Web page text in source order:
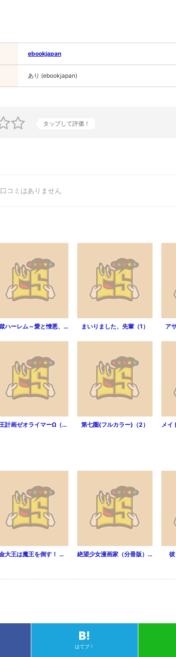
ebookjapan
あり (ebookjapan)
タップして評価！
口コミはありません
淫獄ハーレム～愛と憎悪、淫らな調教館 （5） まいりました、先輩（1） ア
冥王計画ゼオライマーΩ（1） 第七圏(フルカラー)（2）
借金大王は魔王を倒す！ WEBコミックガンマぷらす連載版（第3話） 絶望少女漫画家（分冊版）（第2話） 彼
はてブ！